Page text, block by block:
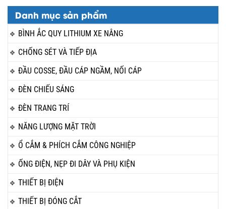
Danh mục sản phẩm
BÌNH ẮC QUY LITHIUM XE NÂNG
CHỐNG SÉT VÀ TIẾP ĐỊA
ĐẦU COSSE, ĐẦU CÁP NGẦM, NỐI CÁP
ĐÈN CHIẾU SÁNG
ĐÈN TRANG TRÍ
NĂNG LƯỢNG MẶT TRỜI
Ổ CẮM & PHÍCH CẮM CÔNG NGHIỆP
ỐNG ĐIỆN, NẸP ĐI DÂY VÀ PHỤ KIỆN
THIẾT BỊ ĐIỆN
THIẾT BỊ ĐÓNG CẮT